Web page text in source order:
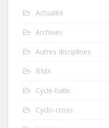
Actualité
Archives
Autres disciplines
BMX
Cycle-balle
Cyclo-cross